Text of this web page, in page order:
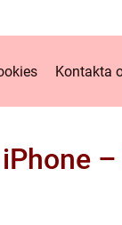
Kontakta